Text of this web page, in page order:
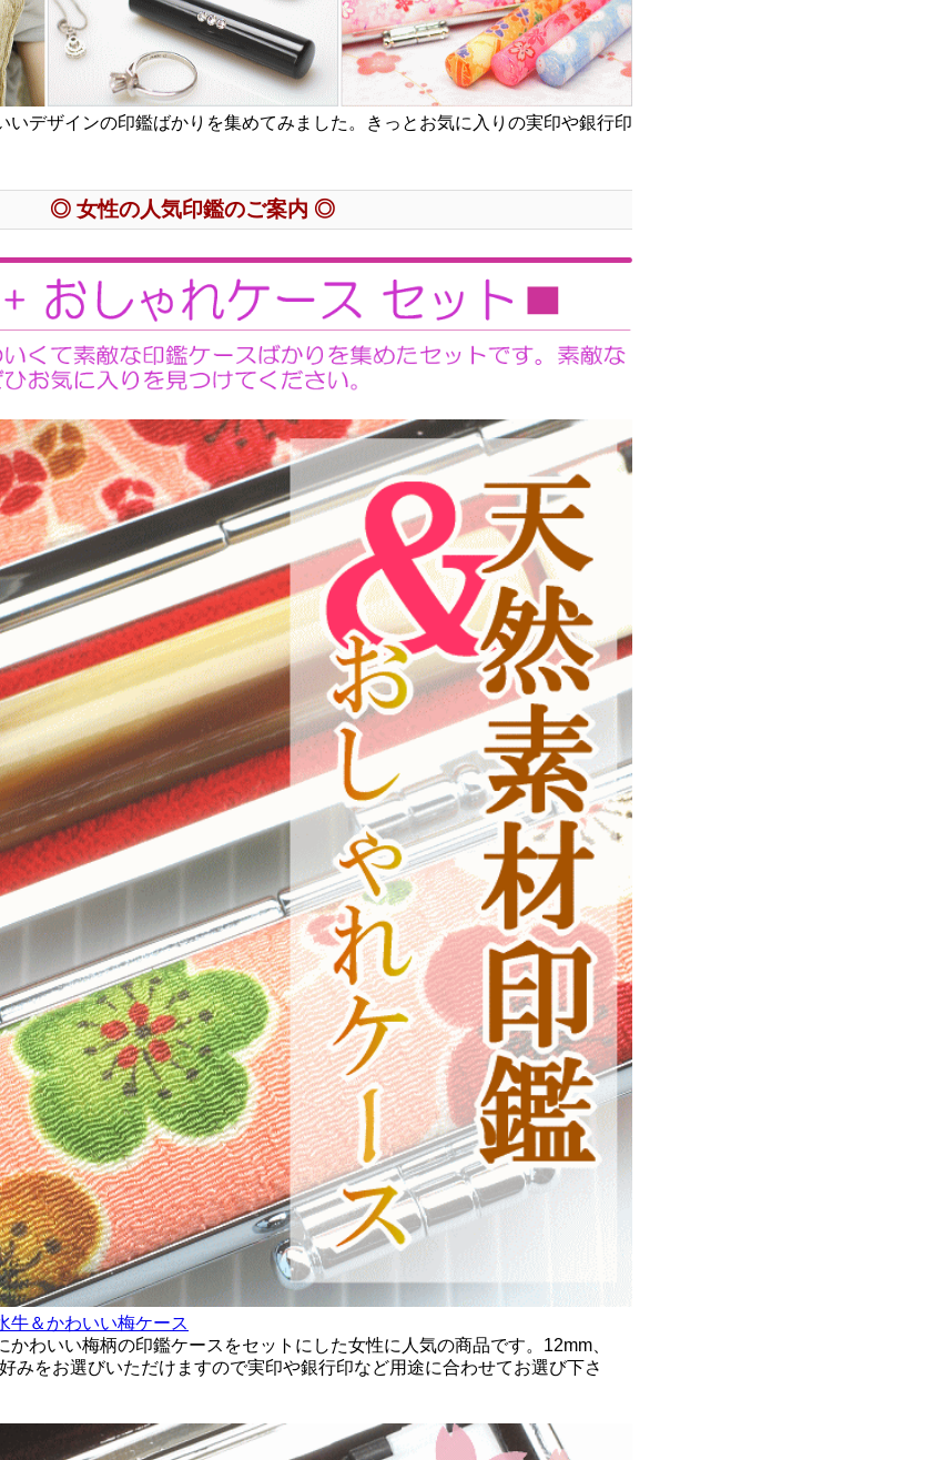
いデザインの印鑑ばかりを集めてみました。きっとお気に入りの実印や銀行印
◎ 女性の人気印鑑のご案内 ◎
牛＆かわいい梅ケース
わいい梅柄の印鑑ケースをセットにした女性に人気の商品です。12mm、
みをお選びいただけますので実印や銀行印など用途に合わせてお選び下さ